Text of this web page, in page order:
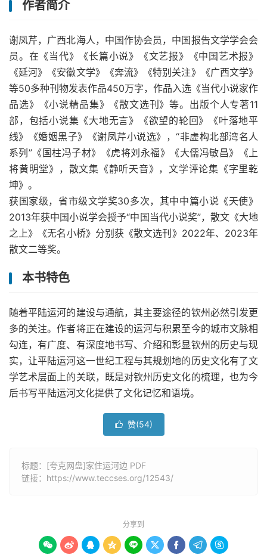
作者简介
谢凤芹，广西北海人，中国作协会员，中国报告文学学会会
员。在《当代》《长篇小说》《文艺报》《中国艺术报》
《延河》《安徽文学》《奔流》《特别关注》《广西文学》
等50多种刊物发表作品450万字，作品入选《当代小说家作
品选》《小说精品集》《散文选刊》等。出版个人专著11
部，包括小说集《大地无言》《欲望的轮回》《叶落地平
线》《婚姻黑子》《谢凤芹小说选》，“非虚构北部湾名人
系列”《国柱冯子材》《虎将刘永福》《大儒冯敏昌》《上
将黄明堂》，散文集《静听天音》，文学评论集《字里乾
坤》。
获国家级，省市级文学奖30多次，其中中篇小说《天使》
2013年获中国小说学会授予“中国当代小说奖”，散文《大地
之上》《无名小桥》分别获《散文选刊》2022年、2023年
散文二等奖。
本书特色
随着平陆运河的建设与通航，其主要途径的钦州必然引发更
多的关注。作者将正在建设的运河与积累至今的城市文脉相
勾连，有广度、有深度地书写、介绍和彰显钦州的历史与现
实，让平陆运河这一世纪工程与其规划地的历史文化有了文
学艺术层面上的关联，既是对钦州历史文化的梳理，也为今
后书写平陆运河文化提供了文化记忆和语境。
 赞(54)
标题：[夸克网盘]家住运河边 PDF
链接： https://www.teccses.org/12543/
分享到
        